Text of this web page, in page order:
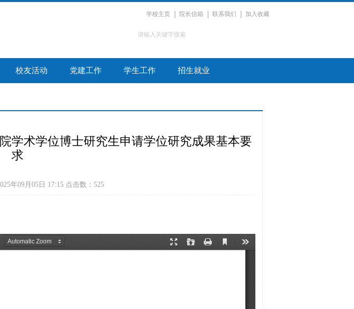
学校主页 院长信箱 联系我们 加入收藏
校友活动 党建工作 学生工作 招生就业
学术学位博士研究生申请学位研究成果基本要
求
年09月05日 17:15 点击数： 525